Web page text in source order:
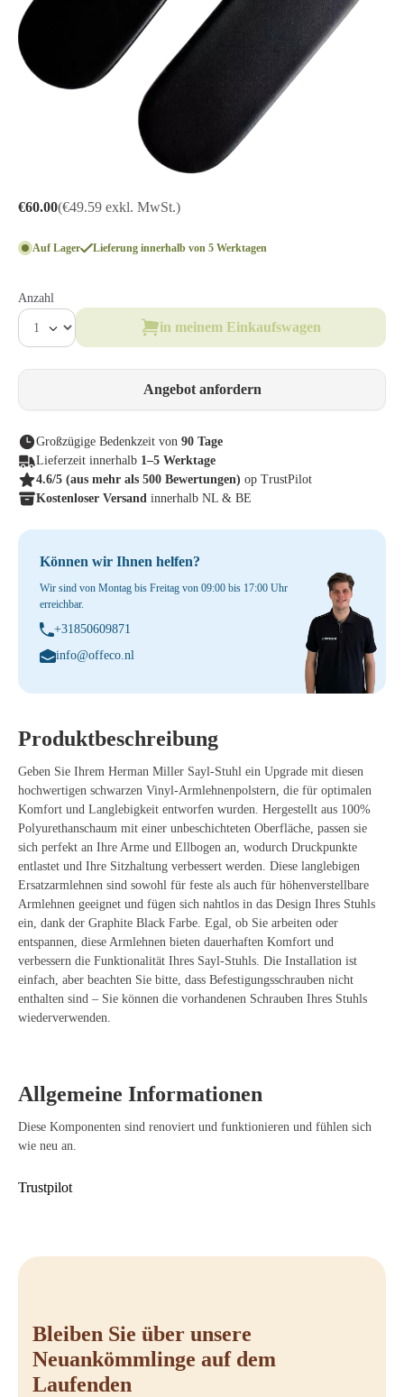
€60.00(€49.59 exkl. MwSt.)
Auf Lager Lieferung innerhalb von 5 Werktagen
Anzahl
in meinem Einkaufswagen
Angebot anfordern
Großzügige Bedenkzeit von 90 Tage
Lieferzeit innerhalb 1–5 Werktage
4.6/5 (aus mehr als 500 Bewertungen) op TrustPilot
Kostenloser Versand innerhalb NL & BE
Können wir Ihnen helfen?
Wir sind von Montag bis Freitag von 09:00 bis 17:00 Uhr
erreichbar.
+31850609871
info@offeco.nl
Produktbeschreibung
Geben Sie Ihrem Herman Miller Sayl-Stuhl ein Upgrade mit diesen
hochwertigen schwarzen Vinyl-Armlehnenpolstern, die für optimalen
Komfort und Langlebigkeit entworfen wurden. Hergestellt aus 100%
Polyurethanschaum mit einer unbeschichteten Oberfläche, passen sie
sich perfekt an Ihre Arme und Ellbogen an, wodurch Druckpunkte
entlastet und Ihre Sitzhaltung verbessert werden. Diese langlebigen
Ersatzarmlehnen sind sowohl für feste als auch für höhenverstellbare
Armlehnen geeignet und fügen sich nahtlos in das Design Ihres Stuhls
ein, dank der Graphite Black Farbe. Egal, ob Sie arbeiten oder
entspannen, diese Armlehnen bieten dauerhaften Komfort und
verbessern die Funktionalität Ihres Sayl-Stuhls. Die Installation ist
einfach, aber beachten Sie bitte, dass Befestigungsschrauben nicht
enthalten sind – Sie können die vorhandenen Schrauben Ihres Stuhls
wiederverwenden.
Allgemeine Informationen
Diese Komponenten sind renoviert und funktionieren und fühlen sich
wie neu an.
Trustpilot
Bleiben Sie über unsere
Neuankömmlinge auf dem
Laufenden